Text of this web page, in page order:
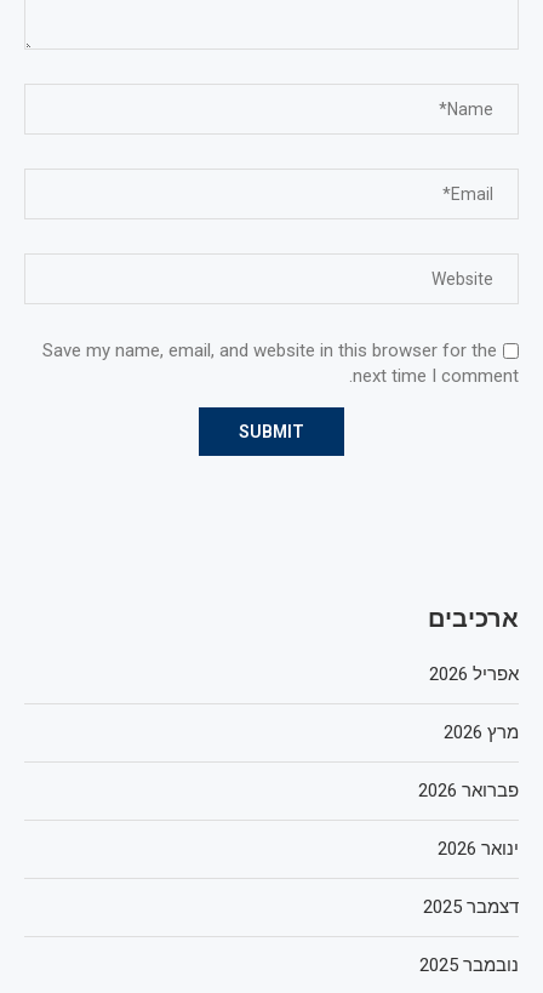
Save my name, email, and website in this browser for the
next time I comment.
ארכיבים
אפריל 2026
מרץ 2026
פברואר 2026
ינואר 2026
דצמבר 2025
נובמבר 2025